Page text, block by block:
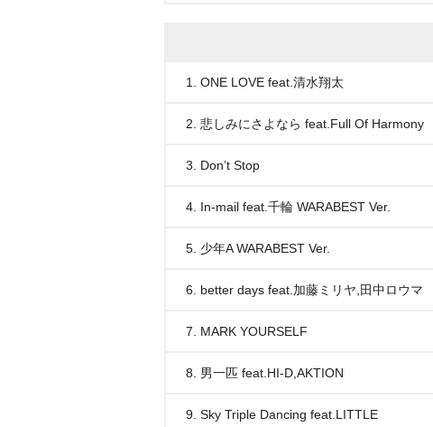
1. ONE LOVE feat.清水翔太
2. 悲しみにさよなら feat.Full Of Harmony
3. Don’t Stop
4. In-mail feat.千輪 WARABEST Ver.
5. 少年A WARABEST Ver.
6. better days feat.加藤ミリヤ,田中ロウマ
7. MARK YOURSELF
8. 男一匹 feat.HI-D,AKTION
9. Sky Triple Dancing feat.LITTLE